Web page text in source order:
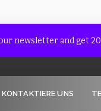
newsletter and get
KONTAKTIERE UNS